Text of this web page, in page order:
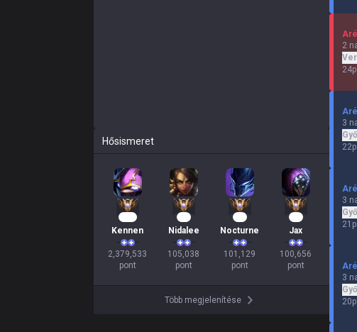
Hősismeret
Kennen
2,379,533
pont
Nidalee
105,038
pont
Nocturne
101,129
pont
Jax
100,656
pont
Több megjelenítése
2
3
3
3